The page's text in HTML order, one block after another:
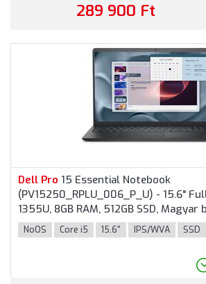
289 900 Ft
Dell Pro 15 Essential Notebook
(PV15250_RPLU_006_P_U) - 15.6"
1355U, 8GB RAM, 512GB SSD,
Operációs rendszer nélkül, 3 év
színben
NoOS Core i5 15.6" IPS/WVA SSD